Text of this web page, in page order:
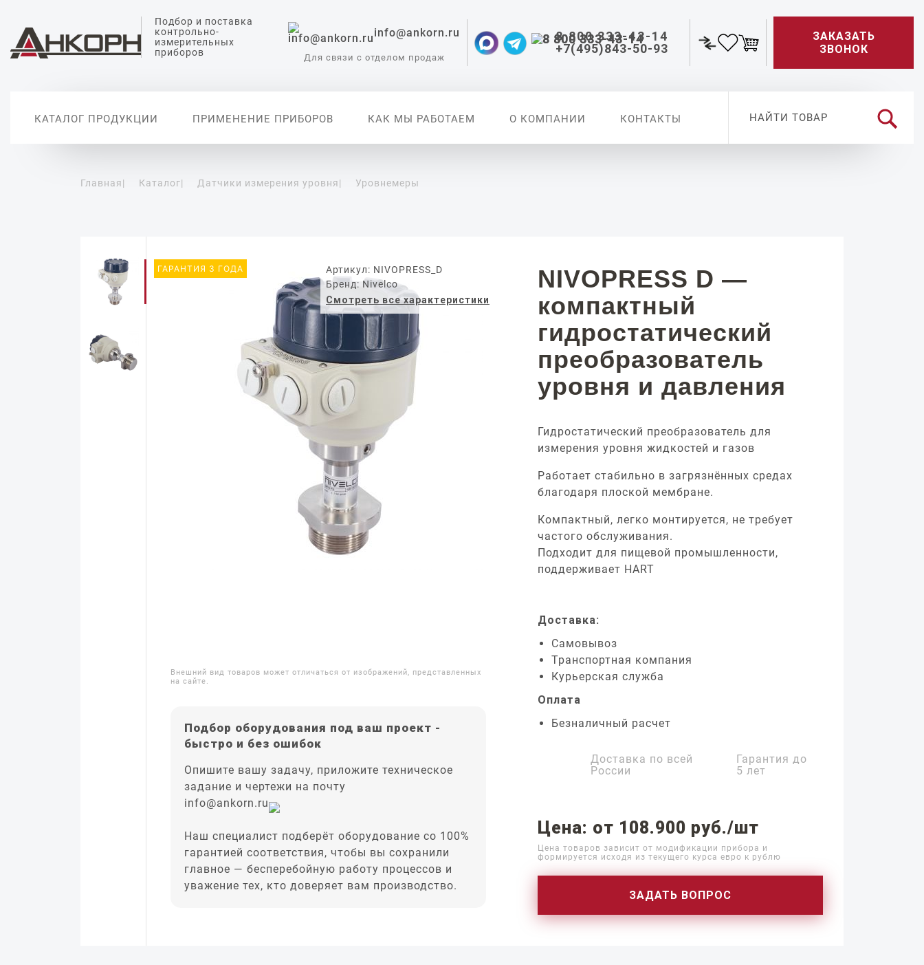
Подбор и поставка
контрольно-
измерительных
приборов
info@ankorn.ru
Для связи с отделом продаж
8 800 333-43-14
+7(495)843-50-93
ЗАКАЗАТЬ
ЗВОНОК
КАТАЛОГ ПРОДУКЦИИ ПРИМЕНЕНИЕ ПРИБОРОВ КАК МЫ РАБОТАЕМ О КОМПАНИИ КОНТАКТЫ
Главная| Каталог| Датчики измерения уровня| Уровнемеры
ГАРАНТИЯ 3 ГОДА
Артикул: NIVOPRESS_D
Бренд: Nivelco
Смотреть все характеристики
Внешний вид товаров может отличаться от изображений, представленных
на сайте.
Подбор оборудования под ваш проект -
быстро и без ошибок
Опишите вашу задачу, приложите техническое
задание и чертежи на почту
info@ankorn.ru
Наш специалист подберёт оборудование со 100%
гарантией соответствия, чтобы вы сохранили
главное — бесперебойную работу процессов и
уважение тех, кто доверяет вам производство.
NIVOPRESS D —
компактный
гидростатический
преобразователь
уровня и давления
Гидростатический преобразователь для
измерения уровня жидкостей и газов
Работает стабильно в загрязнённых средах
благодаря плоской мембране.
Компактный, легко монтируется, не требует
частого обслуживания.
Подходит для пищевой промышленности,
поддерживает HART
Доставка:
Самовывоз
Транспортная компания
Курьерская служба
Оплата
Безналичный расчет
Доставка по всей
России
Гарантия до
5 лет
Цена: от 108.900 руб./шт
Цена товаров зависит от модификации прибора и
формируется исходя из текущего курса евро к рублю
ЗАДАТЬ ВОПРОС